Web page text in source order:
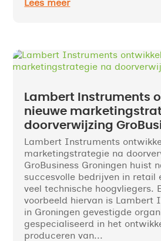
Lees meer
Lambert Instruments
nieuwe
doorverwijzing
Lambert Instruments
marketingstrategie na
GroBusiness Groningen huist
succesvolle bedrijven in retail
veel technische hoogvliegers.
voorbeeld hiervan is Lambert
in Groningen gevestigde
gespecialiseerd in het
produceren van...